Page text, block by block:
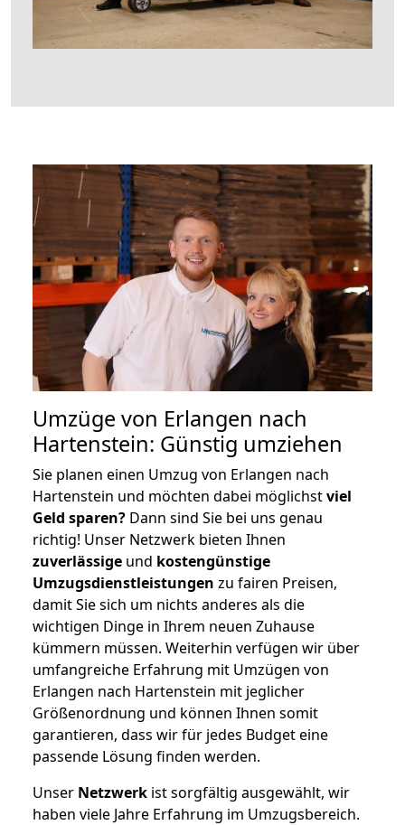
Umzüge von Erlangen nach
Hartenstein: Günstig umziehen
Sie planen einen Umzug von Erlangen nach
Hartenstein und möchten dabei möglichstviel
Geld sparen? Dann sind Sie bei uns genau
richtig! Unser Netzwerk bieten Ihnen
zuverlässige und kostengünstige
Umzugsdienstleistungen zu fairen Preisen,
damit Sie sich um nichts anderes als die
wichtigen Dinge in Ihrem neuen Zuhause
kümmern müssen. Weiterhin verfügen wir über
umfangreiche Erfahrung mit Umzügen von
Erlangen nach Hartenstein mit jeglicher
Größenordnung und können Ihnen somit
garantieren, dass wir für jedes Budget eine
passende Lösung finden werden.
Unser Netzwerk ist sorgfältig ausgewählt, wir
haben viele Jahre Erfahrung im Umzugsbereich.